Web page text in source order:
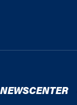
NEWSCENTER